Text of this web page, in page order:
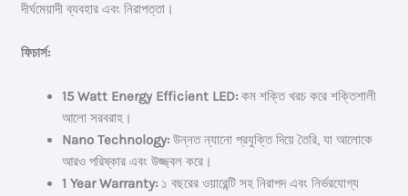
দীর্ঘমেয়াদী ব্যবহার এবং নিরাপত্তা।
ফিচার্স:
15 Watt Energy Efficient LED: কম শক্তি খরচ করে শক্তিশালী
আলো সরবরাহ।
Nano Technology: উন্নত ন্যানো প্রযুক্তি দিয়ে তৈরি, যা আলোকে
আরও পরিষ্কার এবং উজ্জ্বল করে।
1 Year Warranty: ১ বছরের ওয়ারেন্টি সহ নিরাপদ এবং নির্ভরযোগ্য